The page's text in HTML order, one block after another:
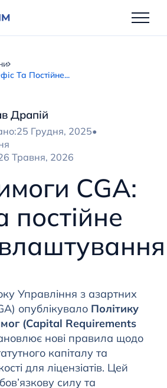
Та Постійне...
CGA:
постійне
Драпій
25 Грудня, 2025•
Травня, 2026
Управління з азартних
опублікувало Політику
(Capital Requirements
нові правила щодо
капіталу та
для ліцензіатів. Цей
силу та